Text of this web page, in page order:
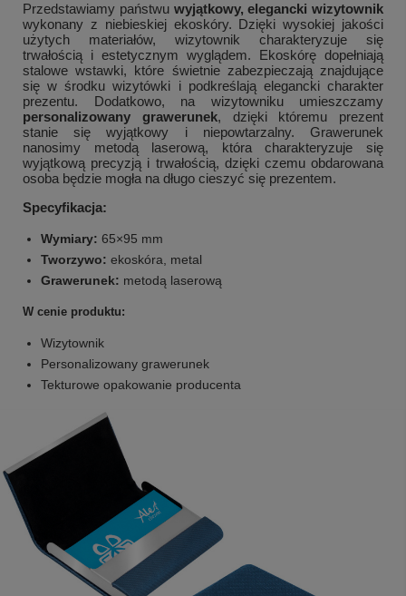
Przedstawiamy państwu wyjątkowy, elegancki wizytownik
wykonany z niebieskiej ekoskóry. Dzięki wysokiej jakości
użytych materiałów, wizytownik charakteryzuje się
trwałością i estetycznym wyglądem. Ekoskórę dopełniają
stalowe wstawki, które świetnie zabezpieczają znajdujące
się w środku wizytówki i podkreślają elegancki charakter
prezentu. Dodatkowo, na wizytowniku umieszczamy
personalizowany grawerunek, dzięki któremu prezent
stanie się wyjątkowy i niepowtarzalny. Grawerunek
nanosimy metodą laserową, która charakteryzuje się
wyjątkową precyzją i trwałością, dzięki czemu obdarowana
osoba będzie mogła na długo cieszyć się prezentem.
Specyfikacja:
Wymiary: 65×95 mm
Tworzywo: ekoskóra, metal
Grawerunek: metodą laserową
W cenie produktu:
Wizytownik
Personalizowany grawerunek
Tekturowe opakowanie producenta